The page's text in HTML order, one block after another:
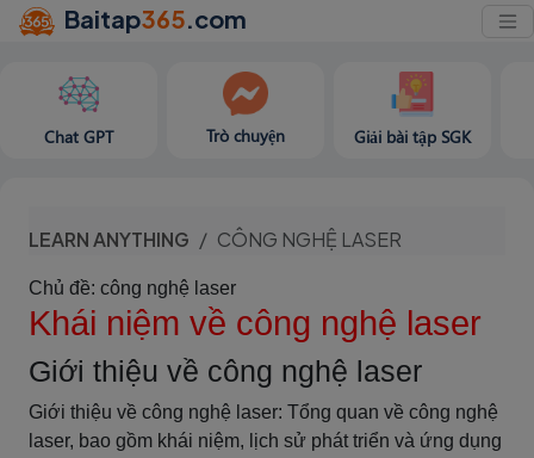
Baitap365.com
Chat GPT Trò chuyện Giải bài tập SGK
LEARN ANYTHING CÔNG NGHỆ LASER
Chủ đề: công nghệ laser
Khái niệm về công nghệ laser
Giới thiệu về công nghệ laser
Giới thiệu về công nghệ laser: Tổng quan về công nghệ
laser, bao gồm khái niệm, lịch sử phát triển và ứng dụng